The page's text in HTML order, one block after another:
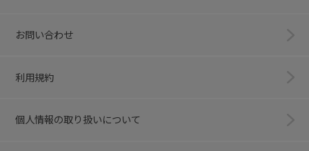
お問い合わせ
利用規約
個人情報の取り扱いについて